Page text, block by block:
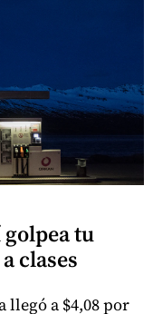
golpea tu
clases
a $4,08 por